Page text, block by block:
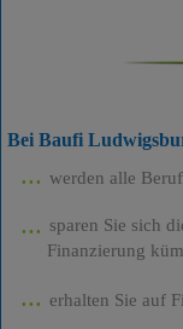
Bei Baufi
werden alle
sparen Sie sich
Finanzierung
erhalten Sie auf